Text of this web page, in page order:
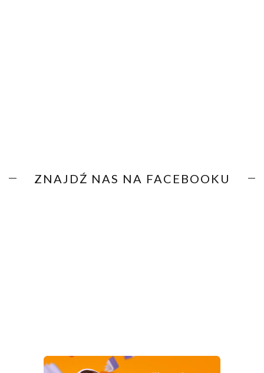
ZNAJDŹ NAS NA FACEBOOKU